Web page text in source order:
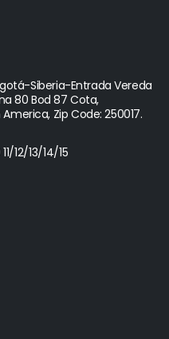
Siberia-Entrada Vereda
80 Bod 87 Cota,
Zip Code: 250017.
12/13/14/15